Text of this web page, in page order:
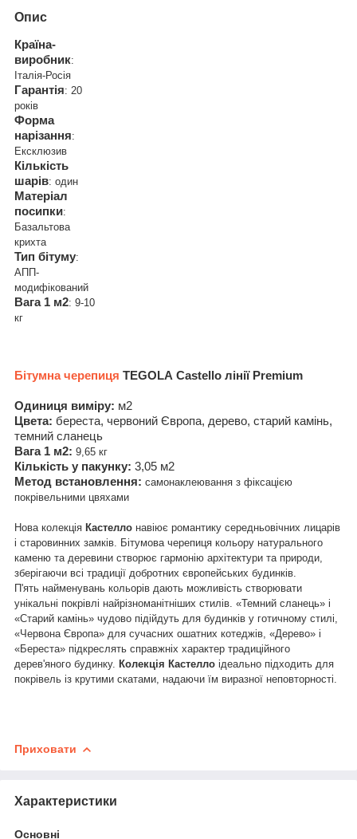
Опис
Країна-
виробник:
Італія-Росія
Гарантія: 20
років
Форма
нарізання:
Ексклюзив
Кількість
шарів: один
Матеріал
посипки:
Базальтова
крихта
Тип бітуму:
АПП-
модифікований
Вага 1 м2: 9-10
кг
Бітумна черепиця TEGOLA Castello лінії Premium
Одиниця виміру: м2
Цвета: береста, червоний Європа, дерево, старий камінь,
темний сланець
Вага 1 м2: 9,65 кг
Кількість у пакунку: 3,05 м2
Метод встановлення: самонаклеювання з фіксацією
покрівельними цвяхами
Нова колекція Кастелло навіює романтику середньовічних лицарів
і старовинних замків. Бітумова черепиця кольору натурального
каменю та деревини створює гармонію архітектури та природи,
зберігаючи всі традиції добротних європейських будинків.
П'ять найменувань кольорів дають можливість створювати
унікальні покрівлі найрізноманітніших стилів. «Темний сланець» і
«Старий камінь» чудово підійдуть для будинків у готичному стилі,
«Червона Європа» для сучасних ошатних котеджів, «Дерево» і
«Береста» підкреслять справжніх характер традиційного
дерев'яного будинку. Колекція Кастелло ідеально підходить для
покрівель із крутими скатами, надаючи їм виразної неповторності.
Приховати
Характеристики
Основні